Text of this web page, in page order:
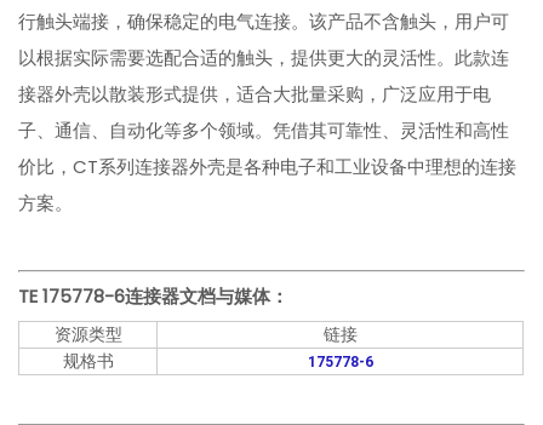
行触头端接，确保稳定的电气连接。该产品不含触头，用户可
以根据实际需要选配合适的触头，提供更大的灵活性。此款连
接器外壳以散装形式提供，适合大批量采购，广泛应用于电
子、通信、自动化等多个领域。凭借其可靠性、灵活性和高性
价比，CT系列连接器外壳是各种电子和工业设备中理想的连接
方案。
TE 175778-6连接器文档与媒体：
资源类型
链接
规格书
175778-6